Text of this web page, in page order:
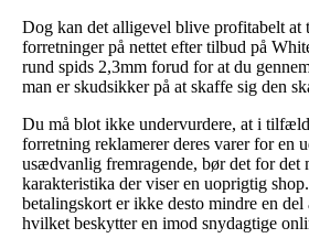
Dog kan det alligevel blive profitabelt at
forretninger på nettet efter tilbud på
rund spids 2,3mm forud for at du
man er skudsikker på at skaffe sig den
Du må blot ikke undervurdere, at i
forretning reklamerer deres varer for en
usædvanlig fremragende, bør det for det
karakteristika der viser en uoprigtig
betalingskort er ikke desto mindre en del
hvilket beskytter en imod snydagtige